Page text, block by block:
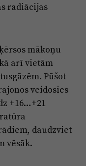
politika
noteikumi
paziņojumi
radiācijas
mākoņu
arī vietām
Pūšot
veidosies
+16…+21
daudzviet
vēsāk.